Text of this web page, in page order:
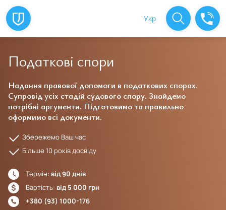
Укр
Податкові спори
Надання правової допомоги в податкових спорах.
Супровід усіх стадій судового спору. Знайдемо
потрібні аргументи. Підготовимо та правильно
оформимо всі документи.
Збережемо Ваш час
Більше 10 років досвіду
Термін: від 90 днів
Вартість: від 5 000 грн
+380 (93) 1000-176